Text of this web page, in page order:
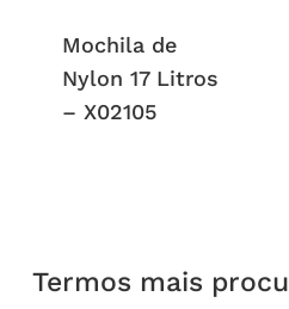
Mochila de
Nylon 17 Litros
– X02105
Termos mais